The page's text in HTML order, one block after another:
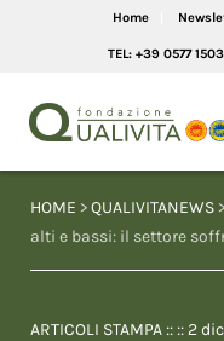
Home
TEL: +39 0577
HOME >QUALIVITANEWS
alti e bassi: il settore
ARTICOLI STAMPA :: :: 2